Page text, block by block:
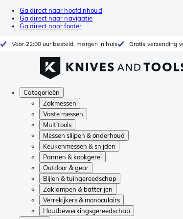
Ga direct naar hoofdinhoud
Ga direct naar navigatie
Ga direct naar footer
Voor 22:00 uur besteld, morgen in huis Gratis verzending
Categorieën
Zakmessen
Vaste messen
Multitools
Messen slijpen & onderhoud
Keukenmessen & snijden
Pannen & kookgerei
Outdoor & gear
Bijlen & tuingereedschap
Zaklampen & batterijen
Verrekijkers & monoculairs
Houtbewerkingsgereedschap